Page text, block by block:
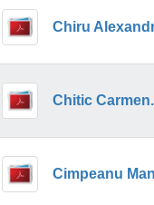
Chiru
Chitic
Cimpeanu